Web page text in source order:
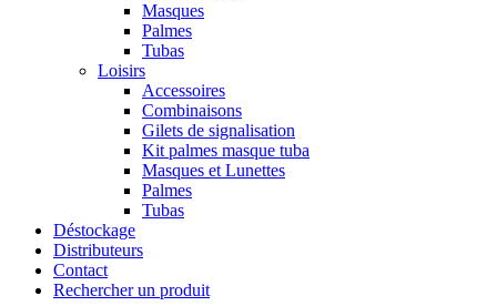
Masques
Palmes
Tubas
Loisirs
Accessoires
Combinaisons
Gilets de signalisation
Kit palmes masque tuba
Masques et Lunettes
Palmes
Tubas
Déstockage
Distributeurs
Contact
Rechercher un produit